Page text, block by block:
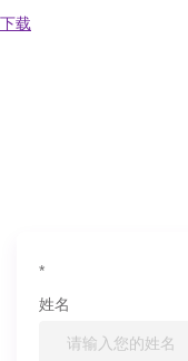
下载
*
姓名